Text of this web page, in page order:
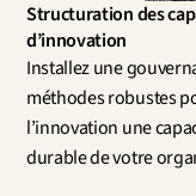
Structuration des
d’innovation
Installez une
méthodes robustes
l’innovation une
durable de votre